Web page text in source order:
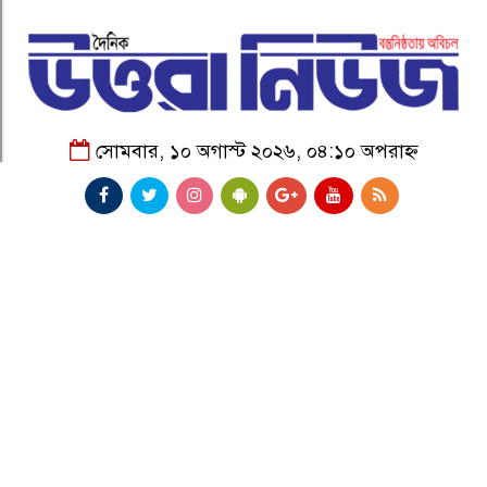
সোমবার, ১০ অগাস্ট ২০২৬, ০৪:১০ অপরাহ্ন